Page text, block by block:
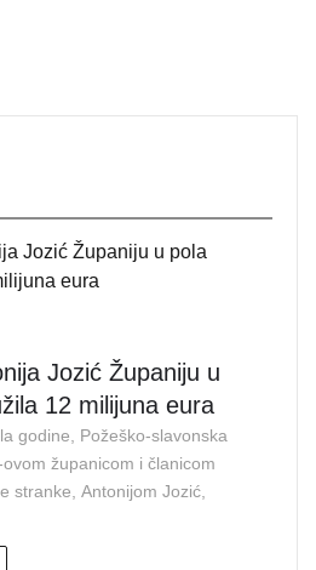
Jozić Županiju u
12 milijuna eura
godine, Požeško-slavonska
županicom i članicom
stranke, Antonijom Jozić,